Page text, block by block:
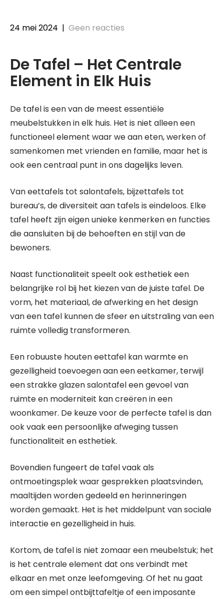
24 mei 2024 | Geen reacties
De Tafel – Het Centrale
Element in Elk Huis
De tafel is een van de meest essentiële
meubelstukken in elk huis. Het is niet alleen een
functioneel element waar we aan eten, werken of
samenkomen met vrienden en familie, maar het is
ook een centraal punt in ons dagelijks leven.
Van eettafels tot salontafels, bijzettafels tot
bureau’s, de diversiteit aan tafels is eindeloos. Elke
tafel heeft zijn eigen unieke kenmerken en functies
die aansluiten bij de behoeften en stijl van de
bewoners.
Naast functionaliteit speelt ook esthetiek een
belangrijke rol bij het kiezen van de juiste tafel. De
vorm, het materiaal, de afwerking en het design
van een tafel kunnen de sfeer en uitstraling van een
ruimte volledig transformeren.
Een robuuste houten eettafel kan warmte en
gezelligheid toevoegen aan een eetkamer, terwijl
een strakke glazen salontafel een gevoel van
ruimte en moderniteit kan creëren in een
woonkamer. De keuze voor de perfecte tafel is dan
ook vaak een persoonlijke afweging tussen
functionaliteit en esthetiek.
Bovendien fungeert de tafel vaak als
ontmoetingsplek waar gesprekken plaatsvinden,
maaltijden worden gedeeld en herinneringen
worden gemaakt. Het is het middelpunt van sociale
interactie en gezelligheid in huis.
Kortom, de tafel is niet zomaar een meubelstuk; het
is het centrale element dat ons verbindt met
elkaar en met onze leefomgeving. Of het nu gaat
om een simpel ontbijttafeltje of een imposante